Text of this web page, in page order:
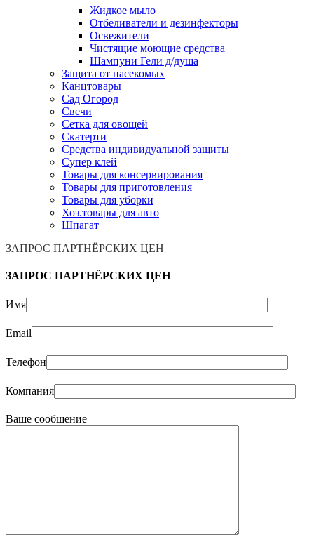
Жидкое мыло
Отбеливатели и дезинфекторы
Освежители
Чистящие моющие средства
Шампуни Гели д/душа
Защита от насекомых
Канцтовары
Сад Огород
Свечи
Сетка для овощей
Скатерти
Средства индивидуальной защиты
Супер клей
Товары для консервирования
Товары для приготовления
Товары для уборки
Хоз.товары для авто
Шпагат
ЗАПРОС ПАРТНЁРСКИХ ЦЕН
ЗАПРОС ПАРТНЁРСКИХ ЦЕН
Имя
Email
Телефон
Компания
Ваше сообщение